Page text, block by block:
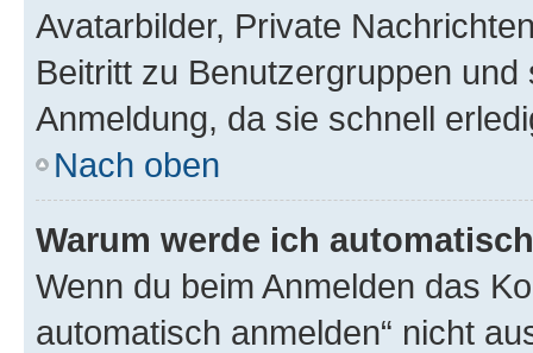
Avatarbilder, Private
Beitritt zu Benutzergruppen
Anmeldung, da sie schnell
Nach oben
Warum werde ich
Wenn du beim Anmelden das
automatisch anmelden“ nicht